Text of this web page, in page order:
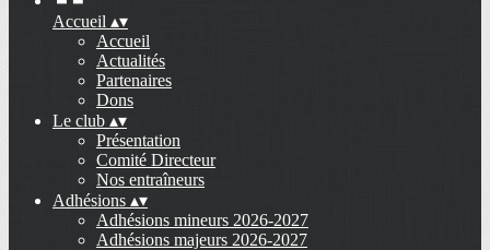
Accueil ▴▾
Accueil
Actualités
Partenaires
Dons
Le club ▴▾
Présentation
Comité Directeur
Nos entraîneurs
Adhésions ▴▾
Adhésions mineurs 2026-2027
Adhésions majeurs 2026-2027